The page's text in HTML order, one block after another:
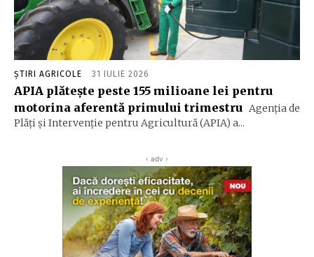
ȘTIRI AGRICOLE 31 IULIE 2026
APIA plăteşte peste 155 milioane lei pentru
motorina aferentă primului trimestru Agenţia de
Plăţi şi Intervenţie pentru Agricultură (APIA) a...
‹ adv ›